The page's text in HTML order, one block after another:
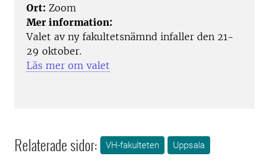
Ort: Zoom
Mer information:
Valet av ny fakultetsnämnd infaller den 21-
29 oktober.
Läs mer om valet
Relaterade sidor: VH-fakulteten Uppsala